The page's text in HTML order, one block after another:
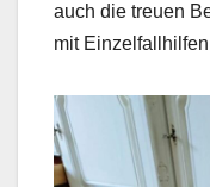
auch die treuen
mit